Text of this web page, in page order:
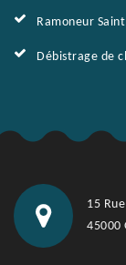
Ramoneur
Débistrage de
15
45000